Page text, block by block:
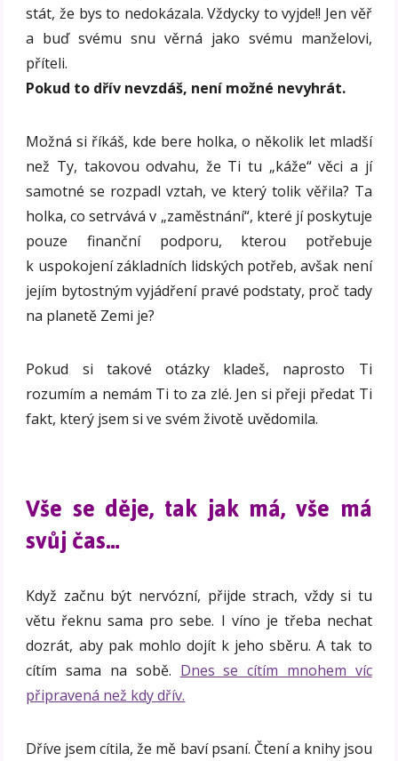
stát, že bys to nedokázala. Vždycky to vyjde!! Jen věř
a buď svému snu věrná jako svému manželovi,
příteli.
Pokud to dřív nevzdáš, není možné nevyhrát.
Možná si říkáš, kde bere holka, o několik let mladší
než Ty, takovou odvahu, že Ti tu „káže“ věci a jí
samotné se rozpadl vztah, ve který tolik věřila? Ta
holka, co setrvává v „zaměstnání“, které jí poskytuje
pouze finanční podporu, kterou potřebuje
k uspokojení základních lidských potřeb, avšak není
jejím bytostným vyjádření pravé podstaty, proč tady
na planetě Zemi je?
Pokud si takové otázky kladeš, naprosto Ti
rozumím a nemám Ti to za zlé. Jen si přeji předat Ti
fakt, který jsem si ve svém životě uvědomila.
Vše se děje, tak jak má, vše má
svůj čas…
Když začnu být nervózní, přijde strach, vždy si tu
větu řeknu sama pro sebe. I víno je třeba nechat
dozrát, aby pak mohlo dojít k jeho sběru. A tak to
cítím sama na sobě. Dnes se cítím mnohem víc
připravená než kdy dřív.
Dříve jsem cítila, že mě baví psaní. Čtení a knihy jsou